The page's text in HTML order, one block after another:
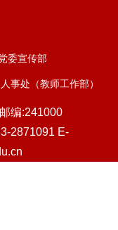
委宣传部
人事处（教师工作部）
邮编:241000
2871091 E-